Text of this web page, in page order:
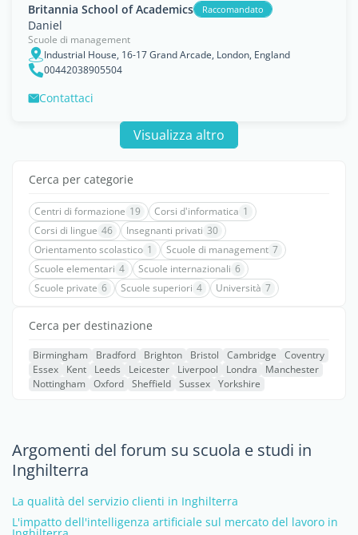
Britannia School of Academics Raccomandato
Daniel
Scuole di management
Industrial House, 16-17 Grand Arcade, London, England
00442038905504
Contattaci
Visualizza altro
Cerca per categorie
Centri di formazione 19 Corsi d'informatica 1
Corsi di lingue 46 Insegnanti privati 30
Orientamento scolastico 1 Scuole di management 7
Scuole elementari 4 Scuole internazionali 6
Scuole private 6 Scuole superiori 4 Università 7
Cerca per destinazione
Birmingham Bradford Brighton Bristol Cambridge
Coventry
Essex
Kent Leeds Leicester Liverpool Londra
Manchester
Nottingham
Oxford Sheffield Sussex Yorkshire
Argomenti del forum su scuola e studi in
Inghilterra
La qualità del servizio clienti in Inghilterra
L'impatto dell'intelligenza artificiale sul mercato del lavoro in